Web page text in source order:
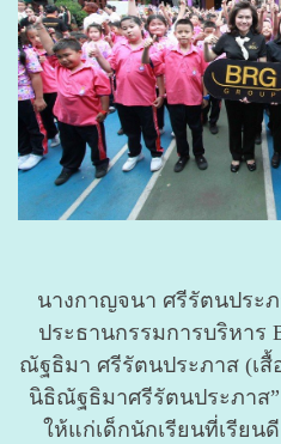
นางกาญจนา ศรีรัตนประ
ประธานกรรมการบริหาร
ณัฐธิมา ศรีรัตนประภาส (เสื้
นิธิณัฐธิมาศรีรัตนประภาส
ให้แก่เด็กนักเรียนที่เรีย